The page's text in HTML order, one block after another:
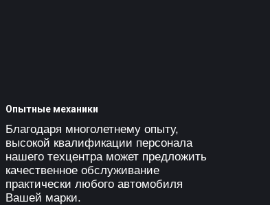
Опытные механики
Благодаря многолетнему опыту,
высокой квалификации персонала
нашего техцентра может предложить
качественное обслуживание
практически любого автомобиля
Вашей марки.